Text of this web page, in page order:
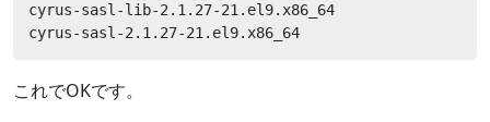
cyrus-sasl-lib-2.1.27-21.el9.x86_64
cyrus-sasl-2.1.27-21.el9.x86_64
これでOKです。